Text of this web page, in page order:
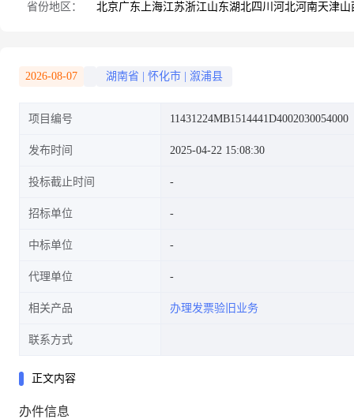
省份地区： 北京广东 上海江苏浙江山东湖北四川 河北河南天津山
2026-08-07 湖南省 怀化市 溆浦县
项目编号 11431224MB1514441D4002030054000
发布时间 2025-04-22 15:08:30
投标截止时间
招标单位
中标单位
代理单位
相关产品 办理发票验旧业务
联系方式
正文内容
办件信息